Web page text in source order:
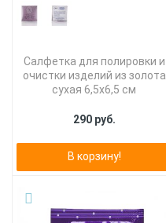
Салфетка для полировки и
очистки изделий из золота
сухая 6,5х6,5 см
290 руб.
В корзину!